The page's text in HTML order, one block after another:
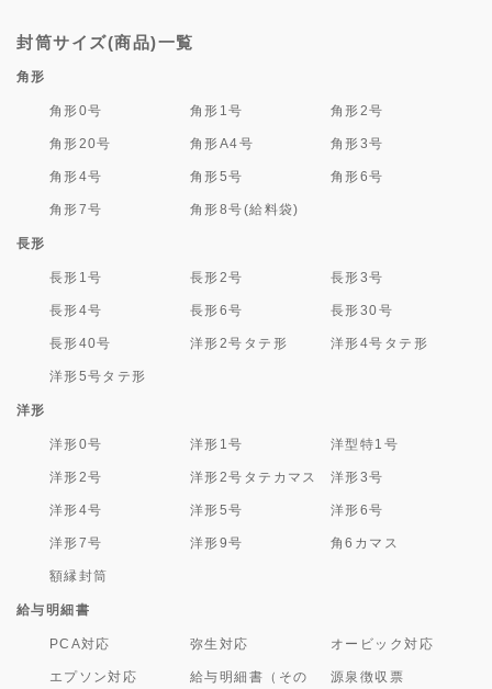
封筒サイズ(商品)一覧
角形
角形0号 角形1号 角形2号
角形20号 角形A4号 角形3号
角形4号 角形5号 角形6号
角形7号 角形8号(給料袋)
長形
長形1号 長形2号 長形3号
長形4号 長形6号 長形30号
長形40号 洋形2号タテ形 洋形4号タテ形
洋形5号タテ形
洋形
洋形0号 洋形1号 洋型特1号
洋形2号 洋形2号タテカマス 洋形3号
洋形4号 洋形5号 洋形6号
洋形7号 洋形9号 角6カマス
額縁封筒
給与明細書
PCA対応 弥生対応 オービック対応
エプソン対応
給与明細書（その
源泉徴収票